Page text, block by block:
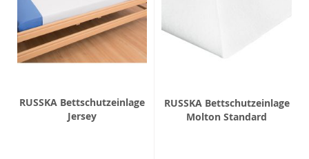
RUSSKA Bettschutzeinlage
Jersey
RUSSKA Bettschutzeinlage
Molton Standard